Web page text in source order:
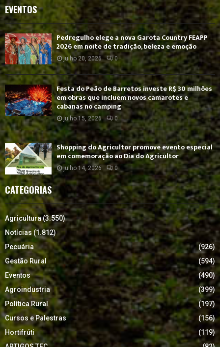
EVENTOS
Pedregulho elege a nova Garota Country FEAPP
2026 em noite de tradição, beleza e emoção
julho 20, 2026 0
Festa do Peão de Barretos investe R$ 30 milhões
em obras que incluem novos camarotes e
cabanas no camping
julho 15, 2026 0
Shopping do Agricultor promove evento especial
em comemoração ao Dia do Agricultor
julho 14, 2026 0
CATEGORIAS
Agricultura(3.550)
Notícias (1.812)
Pecuária
(926)
Gestão Rural
(594)
Eventos
(490)
Agroindustria
(399)
Política Rural
(197)
Cursos e Palestras
(156)
Hortifrúti
(119)